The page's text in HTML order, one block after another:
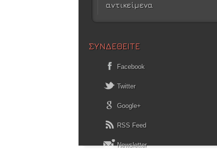
αντικείμενα
ΣΥΝΔΕΘΕΙΤΕ
Facebook
Twitter
Google+
RSS Feed
Newsletter